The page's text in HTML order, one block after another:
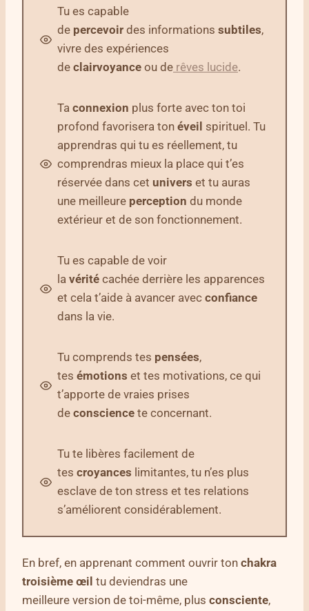
Tu es capable
de percevoir des informations subtiles,
vivre des expériences
de clairvoyance ou de rêves lucide.
Ta connexion plus forte avec ton toi
profond favorisera ton éveil spirituel. Tu
apprendras qui tu es réellement, tu
comprendras mieux la place qui t’es
réservée dans cet univers et tu auras
une meilleure perception du monde
extérieur et de son fonctionnement.
Tu es capable de voir
la vérité cachée derrière les apparences
et cela t’aide à avancer avec confiance
dans la vie.
Tu comprends tes pensées,
tes émotions et tes motivations, ce qui
t’apporte de vraies prises
de conscience te concernant.
Tu te libères facilement de
tes croyances limitantes, tu n’es plus
esclave de ton stress et tes relations
s’améliorent considérablement.
En bref, en apprenant comment ouvrir ton chakra
troisième œil tu deviendras une
meilleure version de toi-même, plus consciente,